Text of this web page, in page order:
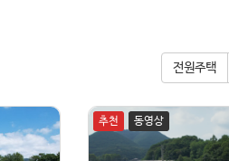
전원주택
추천 동영상